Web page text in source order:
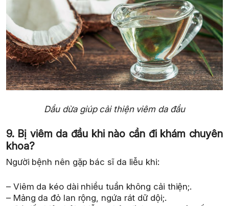
Dầu dừa giúp cải thiện viêm da đầu
9. Bị viêm da đầu khi nào cần đi khám chuyên
khoa?
Người bệnh nên gặp bác sĩ da liễu khi:
– Viêm da kéo dài nhiều tuần không cải thiện;.
– Mảng da đỏ lan rộng, ngứa rát dữ dội;.